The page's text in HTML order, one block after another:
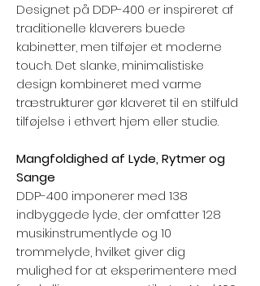
Designet på DDP-400 er inspireret af
traditionelle klaverers buede
kabinetter, men tilføjer et moderne
touch. Det slanke, minimalistiske
design kombineret med varme
træstrukturer gør klaveret til en stilfuld
tilføjelse i ethvert hjem eller studie.
Mangfoldighed af Lyde, Rytmer og
Sange
DDP-400 imponerer med 138
indbyggede lyde, der omfatter 128
musikinstrumentlyde og 10
trommelyde, hvilket giver dig
mulighed for at eksperimentere med